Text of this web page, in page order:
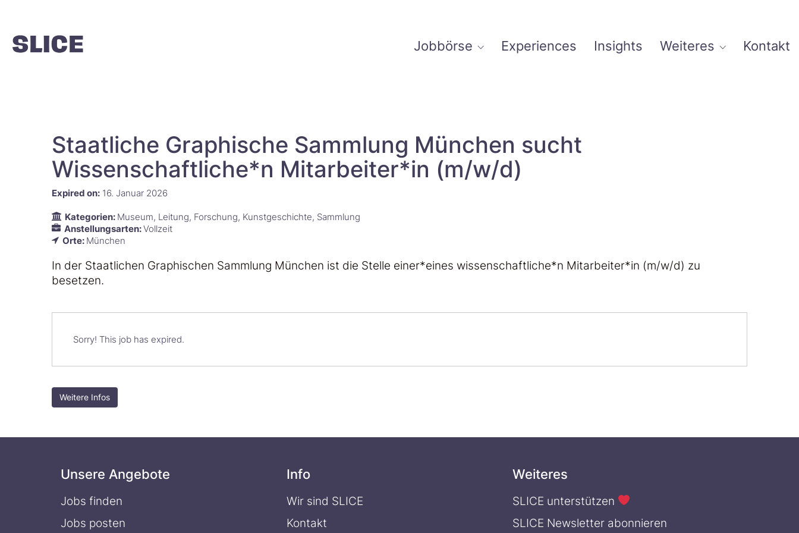
Jobbörse Experiences Insights Weiteres Kontakt
Staatliche Graphische Sammlung München sucht
Wissenschaftliche*n Mitarbeiter*in (m/w/d)
Expired on: 16. Januar 2026
Kategorien: Museum Leitung Forschung Kunstgeschichte Sammlung
Anstellungsarten:Vollzeit
Orte: München
In der Staatlichen Graphischen Sammlung München ist die Stelle einer*eines wissenschaftliche*n Mitarbeiter*in (m/w/d) zu
besetzen.
Sorry! This job has expired.
Weitere Infos
Unsere Angebote
Jobs finden
Jobs posten
Info
Wir sind SLICE
Kontakt
Weiteres
SLICE unterstützen
SLICE Newsletter abonnieren